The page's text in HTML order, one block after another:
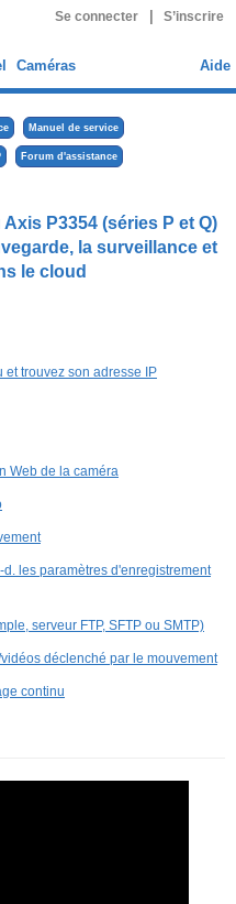
Se connecter S’inscrire
Caméras Aide
Manuel de service
Forum d'assistance
P3354 (séries P et Q)
la surveillance et
le cloud
et trouvez son adresse IP
Web de la caméra
les paramètres d'enregistrement
serveur FTP, SFTP ou SMTP)
déclenché par le mouvement
continu